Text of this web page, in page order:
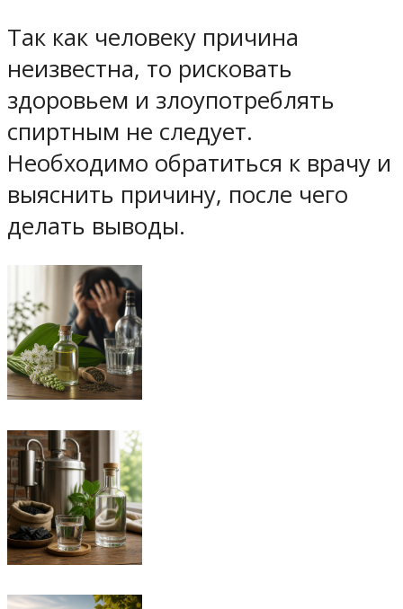
Так как человеку причина
неизвестна, то рисковать
здоровьем и злоупотреблять
спиртным не следует.
Необходимо обратиться к врачу и
выяснить причину, после чего
делать выводы.